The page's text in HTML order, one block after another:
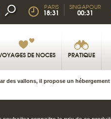
PARIS
18:31
SINGAPOUR
00:31
DE NOCES PRATIQUE
des vallons, il propose un hébergement